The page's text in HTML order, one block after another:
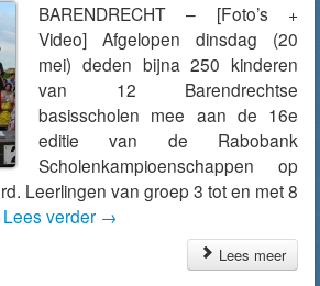
BARENDRECHT – [Foto’s +
Video] Afgelopen dinsdag (20
mei) deden bijna 250 kinderen
van 12 Barendrechtse
basisscholen mee aan de 16e
editie van de Rabobank
Scholenkampioenschappen op
Leerlingen van groep 3 tot en met 8
Lees verder →
Lees meer